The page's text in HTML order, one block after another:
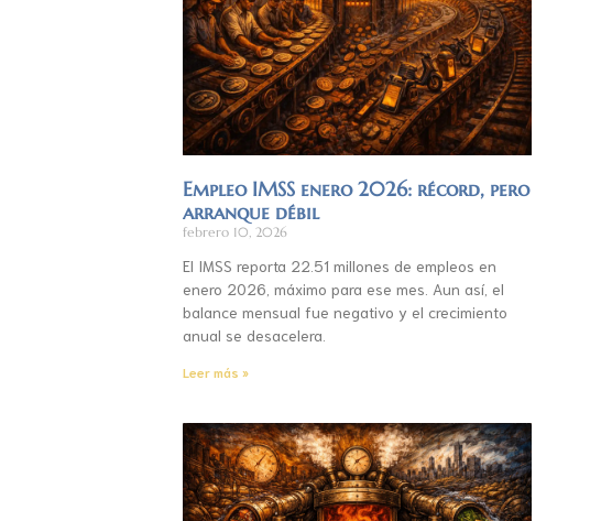
Empleo IMSS enero 2026: récord, pero
arranque débil
febrero 10, 2026
El IMSS reporta 22.51 millones de empleos en
enero 2026, máximo para ese mes. Aun así, el
balance mensual fue negativo y el crecimiento
anual se desacelera.
Leer más »